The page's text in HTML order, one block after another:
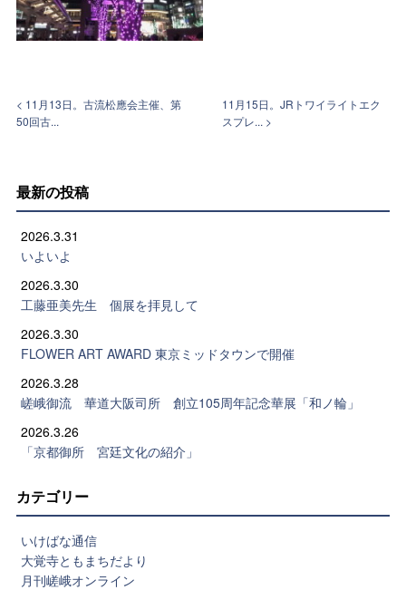
< 11月13日。古流松應会主催、第
50回古...
11月15日。JRトワイライトエク
スプレ... >
最新の投稿
2026.3.31
いよいよ
2026.3.30
工藤亜美先生 個展を拝見して
2026.3.30
FLOWER ART AWARD 東京ミッドタウンで開催
2026.3.28
嵯峨御流 華道大阪司所 創立105周年記念華展「和ノ輪」
2026.3.26
「京都御所 宮廷文化の紹介」
カテゴリー
いけばな通信
大覚寺ともまちだより
月刊嵯峨オンライン